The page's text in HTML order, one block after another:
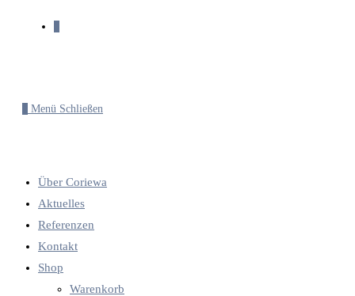
Menü Schließen
Über Coriewa
Aktuelles
Referenzen
Kontakt
Shop
Warenkorb